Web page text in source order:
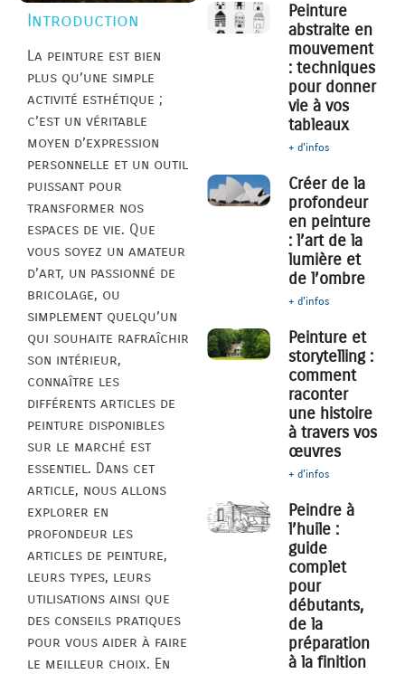
Introduction
La peinture est bien
plus qu’une simple
activité esthétique ;
c’est un véritable
moyen d’expression
personnelle et un outil
puissant pour
transformer nos
espaces de vie. Que
vous soyez un amateur
d’art, un passionné de
bricolage, ou
simplement quelqu’un
qui souhaite rafraîchir
son intérieur,
connaître les
différents articles de
peinture disponibles
sur le marché est
essentiel. Dans cet
article, nous allons
explorer en
profondeur les
articles de peinture,
leurs types, leurs
utilisations ainsi que
des conseils pratiques
pour vous aider à faire
le meilleur choix. En
Peinture
abstraite en
mouvement
: techniques
pour donner
vie à vos
tableaux
+ d'infos
Créer de la
profondeur
en peinture
: l’art de la
lumière et
de l’ombre
+ d'infos
Peinture et
storytelling :
comment
raconter
une histoire
à travers vos
œuvres
+ d'infos
Peindre à
l’huile :
guide
complet
pour
débutants,
de la
préparation
à la finition